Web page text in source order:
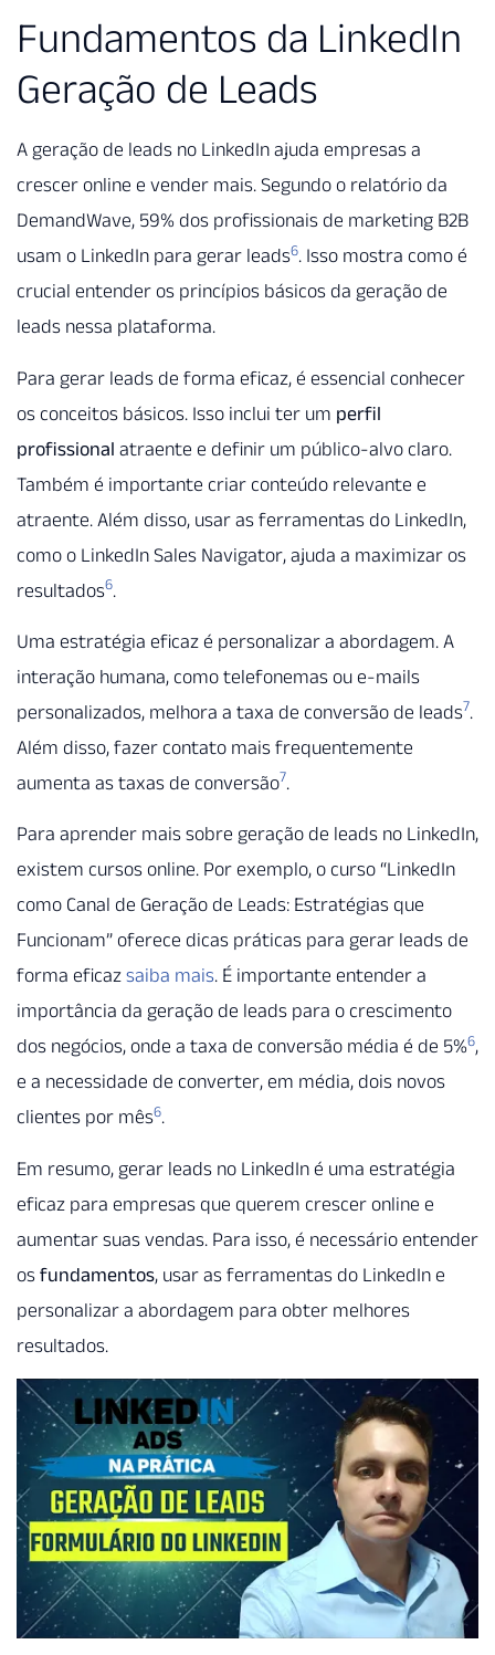
Fundamentos da LinkedIn
Geração de Leads
A geração de leads no LinkedIn ajuda empresas a
crescer online e vender mais. Segundo o relatório da
DemandWave, 59% dos profissionais de marketing B2B
usam o LinkedIn para gerar leads6. Isso mostra como é
crucial entender os princípios básicos da geração de
leads nessa plataforma.
Para gerar leads de forma eficaz, é essencial conhecer
os conceitos básicos. Isso inclui ter um perfil
profissional atraente e definir um público-alvo claro.
Também é importante criar conteúdo relevante e
atraente. Além disso, usar as ferramentas do LinkedIn,
como o LinkedIn Sales Navigator, ajuda a maximizar os
resultados6.
Uma estratégia eficaz é personalizar a abordagem. A
interação humana, como telefonemas ou e-mails
personalizados, melhora a taxa de conversão de leads7.
Além disso, fazer contato mais frequentemente
aumenta as taxas de conversão7.
Para aprender mais sobre geração de leads no LinkedIn,
existem cursos online. Por exemplo, o curso “LinkedIn
como Canal de Geração de Leads: Estratégias que
Funcionam” oferece dicas práticas para gerar leads de
forma eficaz saiba mais. É importante entender a
importância da geração de leads para o crescimento
dos negócios, onde a taxa de conversão média é de 5%6,
e a necessidade de converter, em média, dois novos
clientes por mês6.
Em resumo, gerar leads no LinkedIn é uma estratégia
eficaz para empresas que querem crescer online e
aumentar suas vendas. Para isso, é necessário entender
os fundamentos, usar as ferramentas do LinkedIn e
personalizar a abordagem para obter melhores
resultados.